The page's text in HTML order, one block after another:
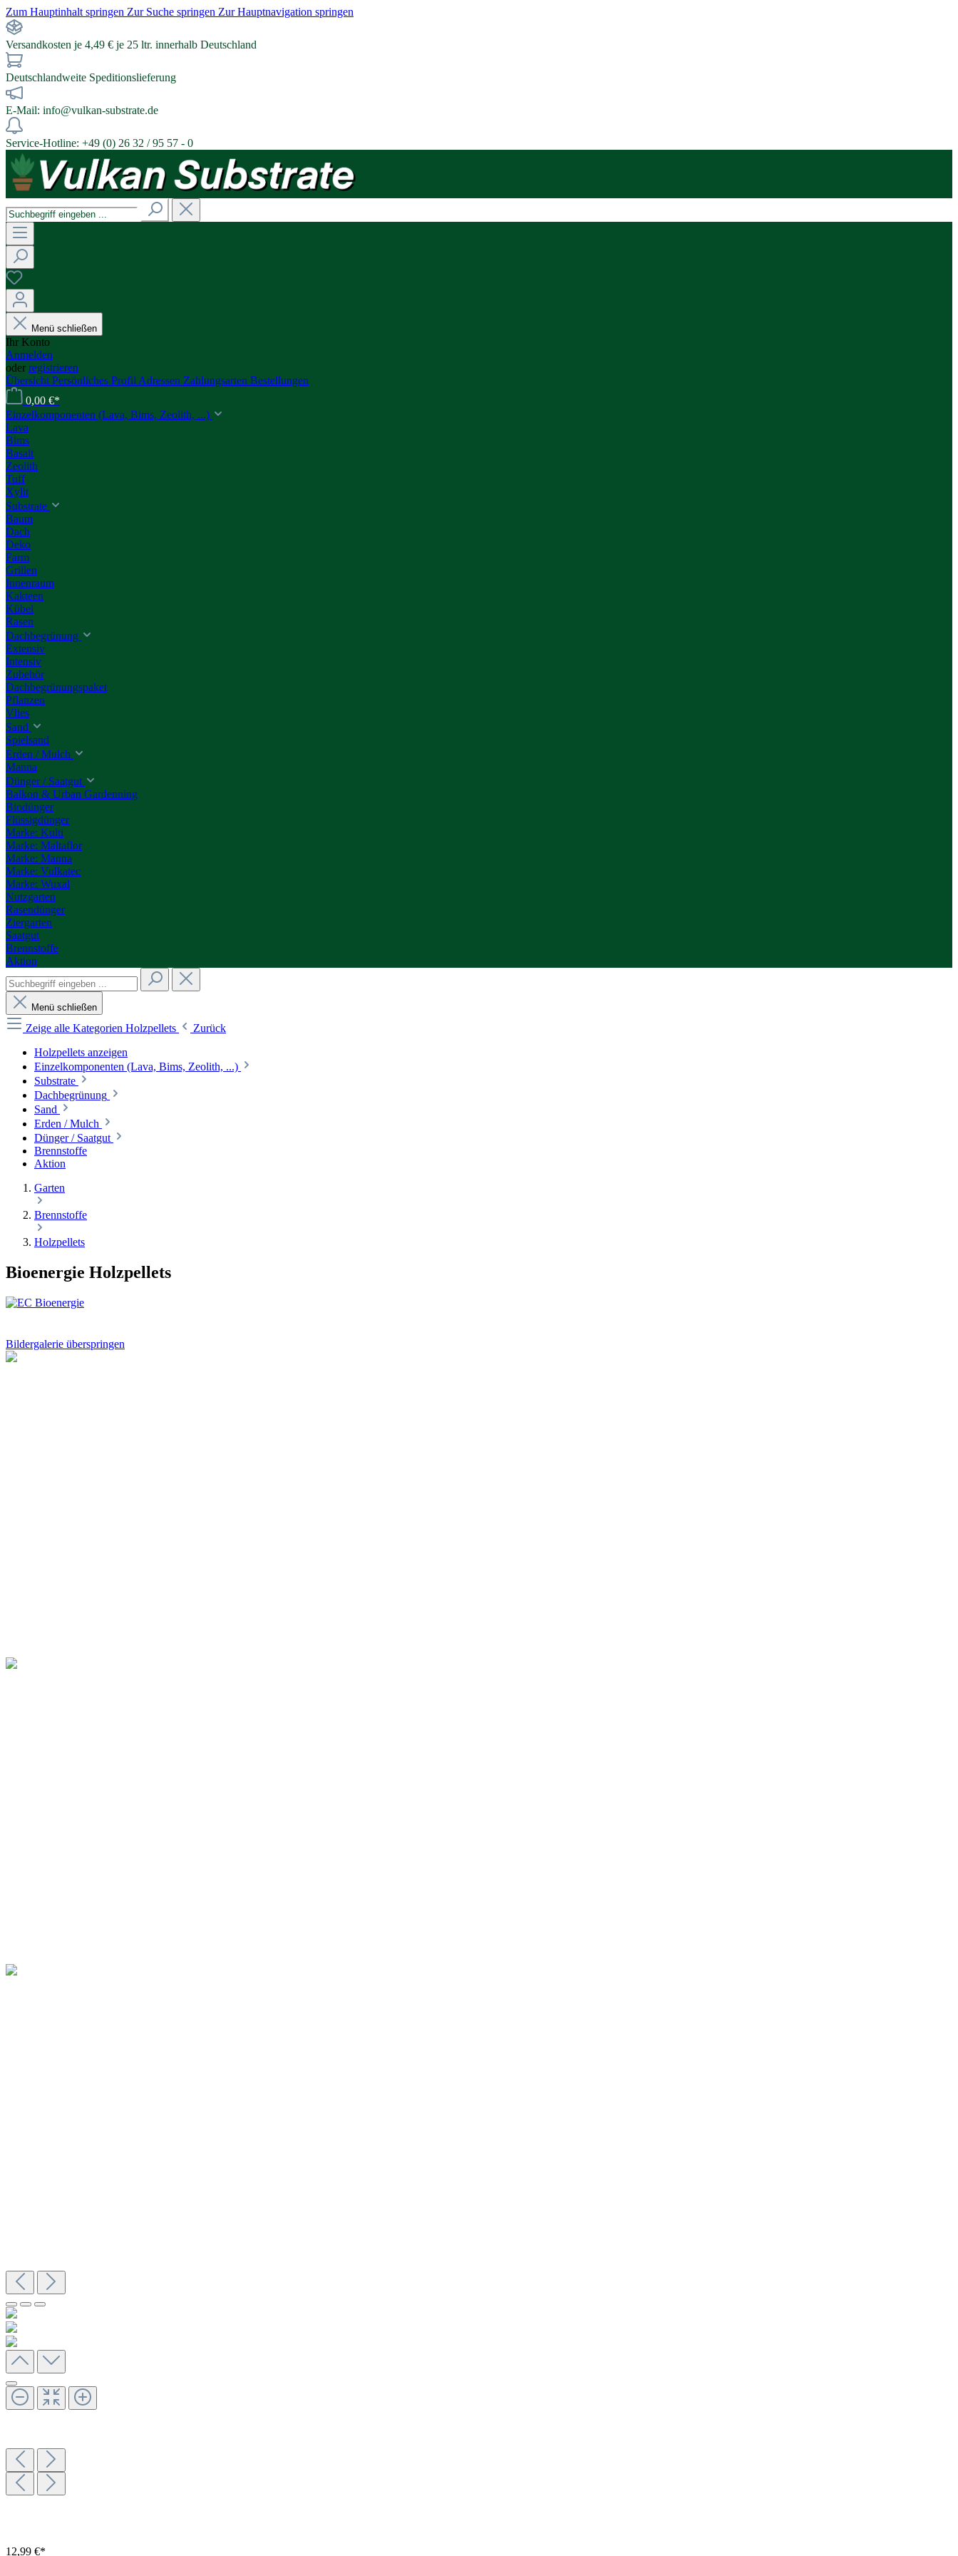
Zum Hauptinhalt springen Zur Suche springen Zur Hauptnavigation springen
Versandkosten je 4,49 € je 25 ltr. innerhalb Deutschland
Deutschlandweite Speditionslieferung
E-Mail: info@vulkan-substrate.de
Service-Hotline: +49 (0) 26 32 / 95 57 - 0
Menü schließen
Ihr Konto
Anmelden
oder registrieren
Übersicht Persönliches Profil Adressen Zahlungsarten Bestellungen
0,00 €*
Einzelkomponenten (Lava, Bims, Zeolith, ...)
Lava
Bims
Basalt
Zeolith
Tuff
Xylit
Substrate
Baum
Dach
Deko
Farm
Grillen
Innenraum
Kakteen
Kübel
Rasen
Dachbegrünung
Extensiv
Intensiv
Zubehör
Dachbegrünungspaket
Pflanzen
Vlies
Sand
Spielsand
Erden / Mulch
Manna
Dünger / Saatgut
Balkon & Urban Gardenning
Biodünger
Flüssigdünger
Marke: Kulti
Marke: Maltaflor
Marke: Manna
Marke: Vulkatec
Marke: Wuxal
Nutzgarten
Rasendünger
Ziergarten
Saatgut
Brennstoffe
Aktion
Menü schließen
Zeige alle Kategorien Holzpellets
Zurück
Holzpellets anzeigen
Einzelkomponenten (Lava, Bims, Zeolith, ...)
Substrate
Dachbegrünung
Sand
Erden / Mulch
Dünger / Saatgut
Brennstoffe
Aktion
Garten
Brennstoffe
Holzpellets
Bioenergie Holzpellets
Bildergalerie überspringen
12,99 €*